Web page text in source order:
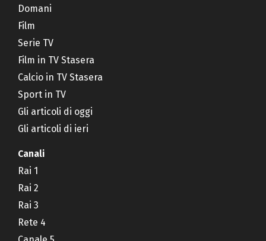
Domani
Film
Serie TV
Film in TV Stasera
Calcio in TV Stasera
Sport in TV
Gli articoli di oggi
Gli articoli di ieri
Canali
Rai 1
Rai 2
Rai 3
Rete 4